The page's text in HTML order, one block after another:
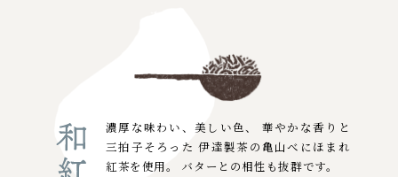
濃厚な味わい、美しい色、
華やかな香りと
三拍子そろった 伊達製茶の亀山べにほまれ
紅茶を使用。
バターとの相性も抜群です。